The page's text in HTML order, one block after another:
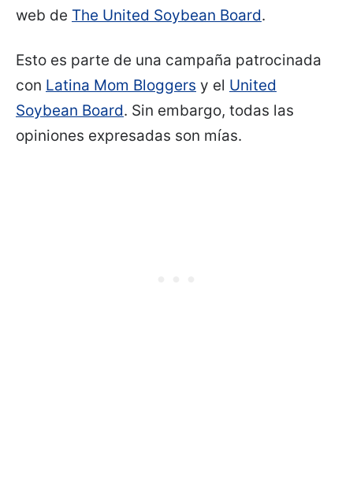
web de The United Soybean Board.
Esto es parte de una campaña patrocinada
con Latina Mom Bloggers y el United
Soybean Board. Sin embargo, todas las
opiniones expresadas son mías.